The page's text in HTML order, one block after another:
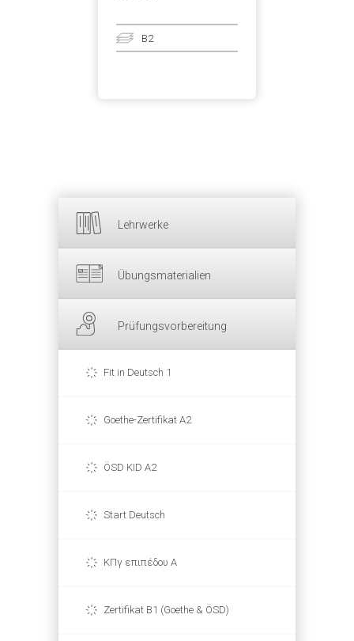
Lehrwerke
Übungsmaterialien
Prüfungsvorbereitung
Fit in Deutsch 1
Goethe-Zertifikat A2
ÖSD KID A2
Start Deutsch
ΚΠγ επιπέδου Α
Zertifikat B1 (Goethe & ÖSD)
B2